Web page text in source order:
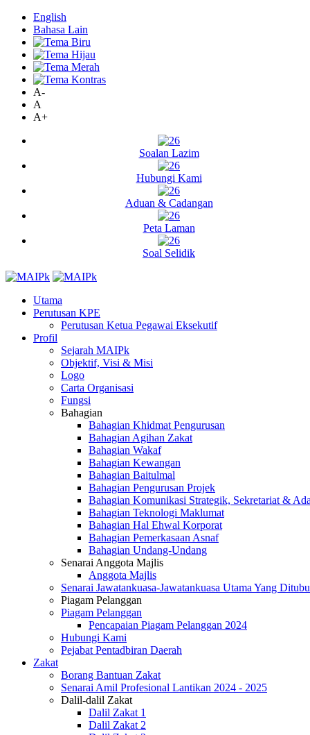
English
Bahasa Lain
A-
A
A+
Soalan Lazim
Hubungi Kami
Aduan & Cadangan
Peta Laman
Soal Selidik
Utama
Perutusan KPE
Perutusan Ketua Pegawai Eksekutif
Profil
Sejarah MAIPk
Objektif, Visi & Misi
Logo
Carta Organisasi
Fungsi
Bahagian
Bahagian Khidmat Pengurusan
Bahagian Agihan Zakat
Bahagian Wakaf
Bahagian Kewangan
Bahagian Baitulmal
Bahagian Pengurusan Projek
Bahagian Komunikasi Strategik, Sekretariat &
Bahagian Teknologi Maklumat
Bahagian Hal Ehwal Korporat
Bahagian Pemerkasaan Asnaf
Bahagian Undang-Undang
Senarai Anggota Majlis
Anggota Majlis
Senarai Jawatankuasa-Jawatankuasa Utama Yang
Piagam Pelanggan
Piagam Pelanggan
Pencapaian Piagam Pelanggan 2024
Hubungi Kami
Pejabat Pentadbiran Daerah
Zakat
Borang Bantuan Zakat
Senarai Amil Profesional Lantikan 2024 - 2025
Dalil-dalil Zakat
Dalil Zakat 1
Dalil Zakat 2